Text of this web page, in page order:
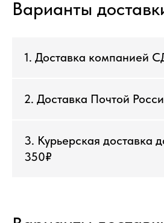
Варианты
1. Доставка компанией
2. Доставка Почтой
3. Курьерская доставка
350₽